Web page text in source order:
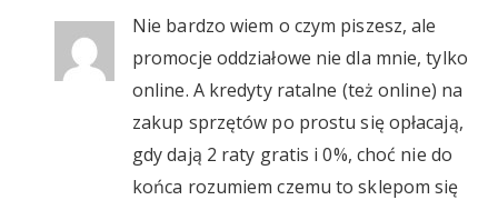
Nie bardzo wiem o czym piszesz, ale
promocje oddziałowe nie dla mnie, tylko
online. A kredyty ratalne (też online) na
zakup sprzętów po prostu się opłacają,
gdy dają 2 raty gratis i 0%, choć nie do
końca rozumiem czemu to sklepom się